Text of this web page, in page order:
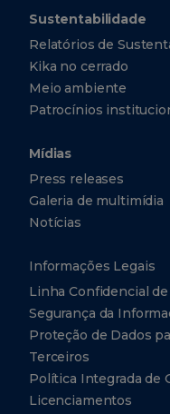
Sustentabilidade
Relatórios de
Kika no cerrado
Meio ambiente
Patrocínios
Mídias
Press releases
Galeria de multimídia
Notícias
Informações Legais
Linha Confidencial
Segurança da
Proteção de Dados
Terceiros
Política Integrada de
Licenciamentos